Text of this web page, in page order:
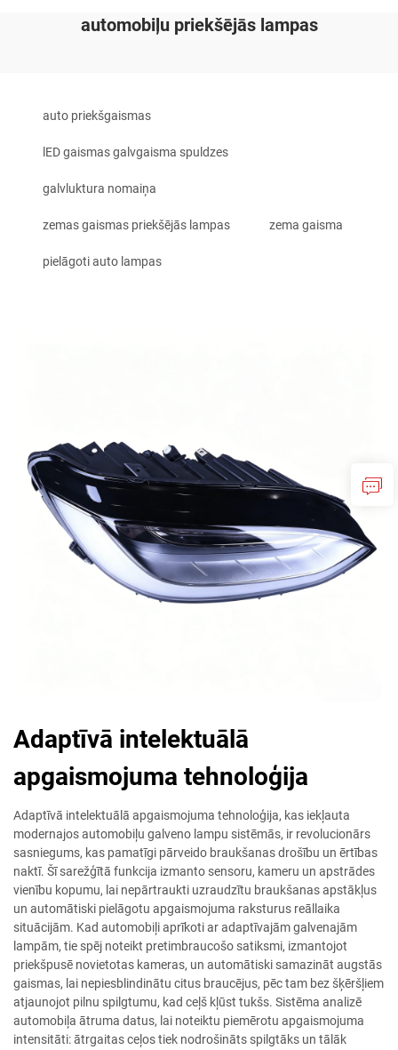
automobiļu priekšējās lampas
auto priekšgaismas
lED gaismas galvgaisma spuldzes
galvluktura nomaiņa
zemas gaismas priekšējās lampas zema gaisma
pielāgoti auto lampas
Adaptīvā intelektuālā
apgaismojuma tehnoloģija
Adaptīvā intelektuālā apgaismojuma tehnoloģija, kas iekļauta
modernajos automobiļu galveno lampu sistēmās, ir revolucionārs
sasniegums, kas pamatīgi pārveido braukšanas drošību un ērtības
naktī. Šī sarežģītā funkcija izmanto sensoru, kameru un apstrādes
vienību kopumu, lai nepārtraukti uzraudzītu braukšanas apstākļus
un automātiski pielāgotu apgaismojuma raksturus reāllaika
situācijām. Kad automobiļi aprīkoti ar adaptīvajām galvenajām
lampām, tie spēj noteikt pretimbraucošo satiksmi, izmantojot
priekšpusē novietotas kameras, un automātiski samazināt augstās
gaismas, lai nepiesblindinātu citus braucējus, pēc tam bez šķēršļiem
atjaunojot pilnu spilgtumu, kad ceļš kļūst tukšs. Sistēma analizē
automobiļa ātruma datus, lai noteiktu piemērotu apgaismojuma
intensitāti: ātrgaitas ceļos tiek nodrošināts spilgtāks un tālāk